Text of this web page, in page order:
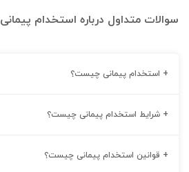
سوالات متداول درباره استخدام پیمانی
+ استخدام پیمانی چیست؟
+ شرایط استخدام پیمانی چیست؟
+ قوانین استخدام پیمانی چیست؟